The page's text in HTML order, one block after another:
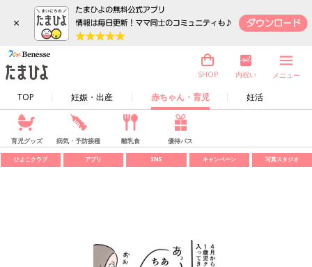
×
TOP 妊娠・出産 赤ちゃん・育児 妊活
SHOP 内祝い メニュー
育児グッズ 病気・予防接種 離乳食 優待パス
ひよこクラブ アプリ SNS キャンペーン 写真スタジオ